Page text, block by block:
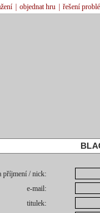
objednat hru řešení
příjmení / nick:
e-mail:
titulek: